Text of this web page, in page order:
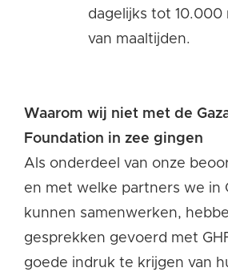
dagelijks tot 10.000
van maaltijden.
Waarom wij niet met de
Foundation in zee gingen
Als onderdeel van onze
en met welke partners we in
kunnen samenwerken,
gesprekken gevoerd met
goede indruk te krijgen van